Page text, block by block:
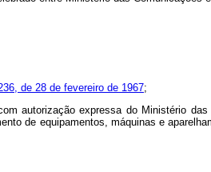
de 28 de fevereiro de 1967;
autorização expressa do Ministério
de equipamentos, máquinas e